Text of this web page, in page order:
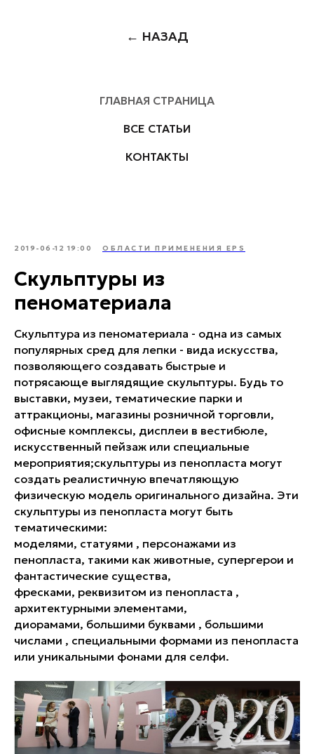
← НАЗАД
ГЛАВНАЯ СТРАНИЦА
ВСЕ СТАТЬИ
КОНТАКТЫ
2019-06-12 19:00 ОБЛАСТИ ПРИМЕНЕНИЯ EPS
Скульптуры из
пеноматериала
Скульптура из пеноматериала - одна из самых
популярных сред для лепки - вида искусства,
позволяющего создавать быстрые и
потрясающе выглядящие скульптуры. Будь то
выставки, музеи, тематические парки и
аттракционы, магазины розничной торговли,
офисные комплексы, дисплеи в вестибюле,
искусственный пейзаж или специальные
мероприятия;скульптуры из пенопласта могут
создать реалистичную впечатляющую
физическую модель оригинального дизайна. Эти
скульптуры из пенопласта могут быть
тематическими:
моделями, статуями , персонажами из
пенопласта, такими как животные, супергерои и
фантастические существа,
фресками, реквизитом из пенопласта ,
архитектурными элементами,
диорамами, большими буквами , большими
числами , специальными формами из пенопласта
или уникальными фонами для селфи.